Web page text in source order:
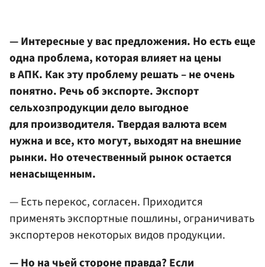
— Интересные у вас предложения. Но есть еще
одна проблема, которая влияет на цены
в АПК. Как эту проблему решать – не очень
понятно. Речь об экспорте. Экспорт
сельхозпродукции дело выгодное
для производителя. Твердая валюта всем
нужна и все, кто могут, выходят на внешние
рынки. Но отечественный рынок остается
ненасыщенным.
— Есть перекос, согласен. Приходится
применять экспортные пошлины, ограничивать
экспортеров некоторых видов продукции.
— Но на чьей стороне правда? Если